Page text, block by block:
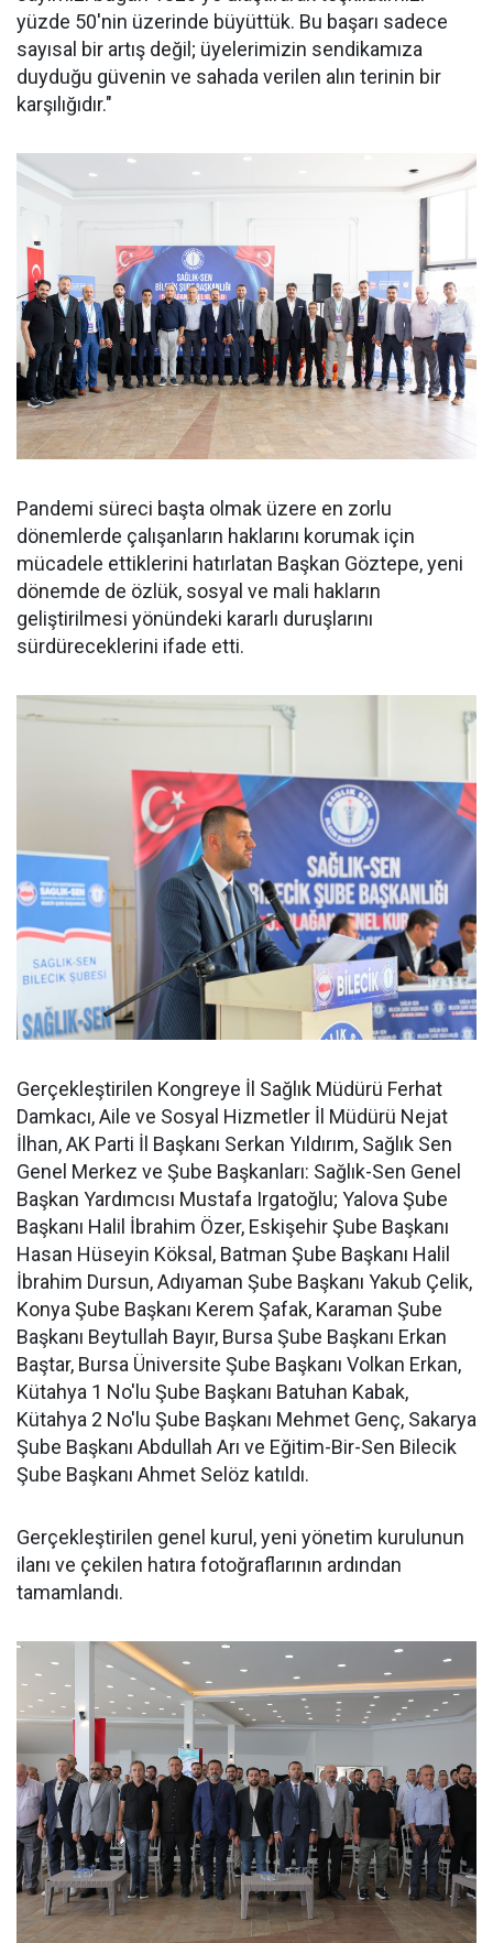
yüzde 50'nin üzerinde büyüttük. Bu başarı sadece
sayısal bir artış değil; üyelerimizin sendikamıza
duyduğu güvenin ve sahada verilen alın terinin bir
karşılığıdır."
Pandemi süreci başta olmak üzere en zorlu
dönemlerde çalışanların haklarını korumak için
mücadele ettiklerini hatırlatan Başkan Göztepe, yeni
dönemde de özlük, sosyal ve mali hakların
geliştirilmesi yönündeki kararlı duruşlarını
sürdüreceklerini ifade etti.
Gerçekleştirilen Kongreye İl Sağlık Müdürü Ferhat
Damkacı, Aile ve Sosyal Hizmetler İl Müdürü Nejat
İlhan, AK Parti İl Başkanı Serkan Yıldırım, Sağlık Sen
Genel Merkez ve Şube Başkanları: Sağlık-Sen Genel
Başkan Yardımcısı Mustafa Irgatoğlu; Yalova Şube
Başkanı Halil İbrahim Özer, Eskişehir Şube Başkanı
Hasan Hüseyin Köksal, Batman Şube Başkanı Halil
İbrahim Dursun, Adıyaman Şube Başkanı Yakub Çelik,
Konya Şube Başkanı Kerem Şafak, Karaman Şube
Başkanı Beytullah Bayır, Bursa Şube Başkanı Erkan
Baştar, Bursa Üniversite Şube Başkanı Volkan Erkan,
Kütahya 1 No'lu Şube Başkanı Batuhan Kabak,
Kütahya 2 No'lu Şube Başkanı Mehmet Genç, Sakarya
Şube Başkanı Abdullah Arı ve Eğitim-Bir-Sen Bilecik
Şube Başkanı Ahmet Selöz katıldı.
Gerçekleştirilen genel kurul, yeni yönetim kurulunun
ilanı ve çekilen hatıra fotoğraflarının ardından
tamamlandı.